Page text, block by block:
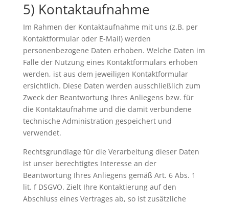
5) Kontaktaufnahme
Im Rahmen der Kontaktaufnahme mit uns (z.B. per
Kontaktformular oder E-Mail) werden
personenbezogene Daten erhoben. Welche Daten im
Falle der Nutzung eines Kontaktformulars erhoben
werden, ist aus dem jeweiligen Kontaktformular
ersichtlich. Diese Daten werden ausschließlich zum
Zweck der Beantwortung Ihres Anliegens bzw. für
die Kontaktaufnahme und die damit verbundene
technische Administration gespeichert und
verwendet.
Rechtsgrundlage für die Verarbeitung dieser Daten
ist unser berechtigtes Interesse an der
Beantwortung Ihres Anliegens gemäß Art. 6 Abs. 1
lit. f DSGVO. Zielt Ihre Kontaktierung auf den
Abschluss eines Vertrages ab, so ist zusätzliche